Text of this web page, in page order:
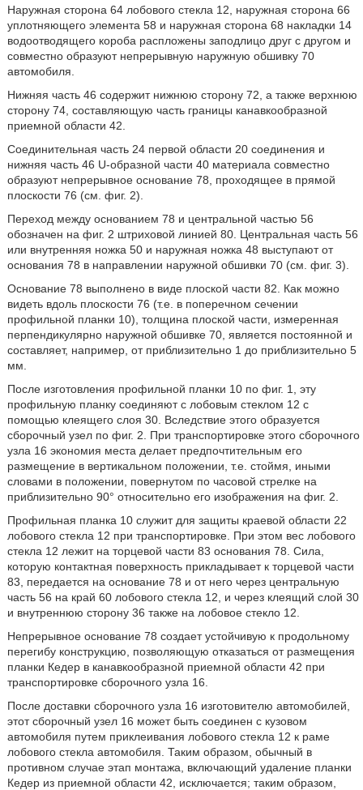
Наружная сторона 64 лобового стекла 12, наружная сторона 66
уплотняющего элемента 58 и наружная сторона 68 накладки 14
водоотводящего короба распложены заподлицо друг с другом и
совместно образуют непрерывную наружную обшивку 70
автомобиля.
Нижняя часть 46 содержит нижнюю сторону 72, а также верхнюю
сторону 74, составляющую часть границы канавкообразной
приемной области 42.
Соединительная часть 24 первой области 20 соединения и
нижняя часть 46 U-образной части 40 материала совместно
образуют непрерывное основание 78, проходящее в прямой
плоскости 76 (см. фиг. 2).
Переход между основанием 78 и центральной частью 56
обозначен на фиг. 2 штриховой линией 80. Центральная часть 56
или внутренняя ножка 50 и наружная ножка 48 выступают от
основания 78 в направлении наружной обшивки 70 (см. фиг. 3).
Основание 78 выполнено в виде плоской части 82. Как можно
видеть вдоль плоскости 76 (т.е. в поперечном сечении
профильной планки 10), толщина плоской части, измеренная
перпендикулярно наружной обшивке 70, является постоянной и
составляет, например, от приблизительно 1 до приблизительно 5
мм.
После изготовления профильной планки 10 по фиг. 1, эту
профильную планку соединяют с лобовым стеклом 12 с
помощью клеящего слоя 30. Вследствие этого образуется
сборочный узел по фиг. 2. При транспортировке этого сборочного
узла 16 экономия места делает предпочтительным его
размещение в вертикальном положении, т.е. стоймя, иными
словами в положении, повернутом по часовой стрелке на
приблизительно 90° относительно его изображения на фиг. 2.
Профильная планка 10 служит для защиты краевой области 22
лобового стекла 12 при транспортировке. При этом вес лобового
стекла 12 лежит на торцевой части 83 основания 78. Сила,
которую контактная поверхность прикладывает к торцевой части
83, передается на основание 78 и от него через центральную
часть 56 на край 60 лобового стекла 12, и через клеящий слой 30
и внутреннюю сторону 36 также на лобовое стекло 12.
Непрерывное основание 78 создает устойчивую к продольному
перегибу конструкцию, позволяющую отказаться от размещения
планки Кедер в канавкообразной приемной области 42 при
транспортировке сборочного узла 16.
После доставки сборочного узла 16 изготовителю автомобилей,
этот сборочный узел 16 может быть соединен с кузовом
автомобиля путем приклеивания лобового стекла 12 к раме
лобового стекла автомобиля. Таким образом, обычный в
противном случае этап монтажа, включающий удаление планки
Кедер из приемной области 42, исключается; таким образом,